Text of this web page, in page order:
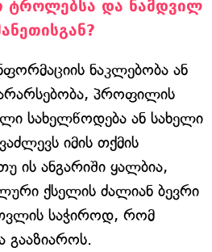
ტროლებსა და ნამდვილ
ნაკლებობა ან
პროფილის
სახელწოდება ან სახელი
იმის თქმის
ის ანგარიში ყალბია,
ქსელის ძალიან ბევრი
საჭიროდ, რომ
გააზიაროს.